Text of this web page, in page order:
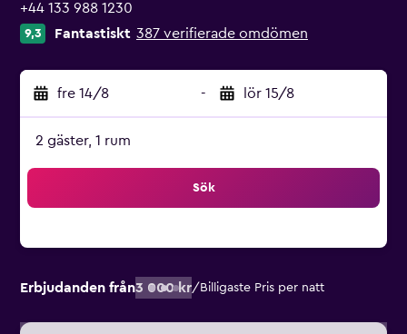
+44 133 988 1230
9,3 Fantastiskt 387 verifierade omdömen
fre 14/8 - lör 15/8
2 gäster, 1 rum
Sök
Erbjudanden från3 000 kr/ Billigaste Pris per natt